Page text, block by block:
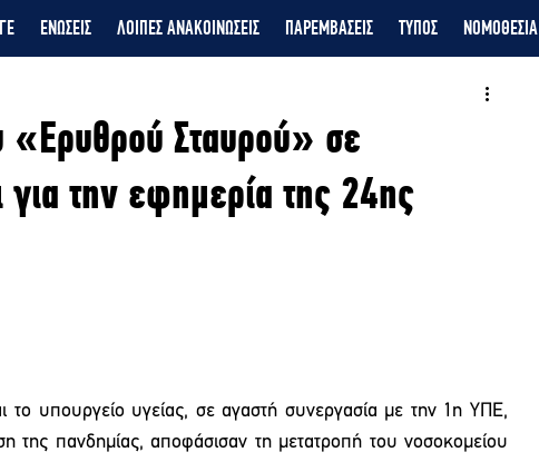
ΕΝΩΣΕΙΣ ΛΟΙΠΕΣ ΑΝΑΚΟΙΝΩΣΕΙΣ ΠΑΡΕΜΒΑΣΕΙΣ ΤΥΠΟΣ ΝΟΜΟΘΕΣΙΑ
«Ερυθρού Σταυρού» σε
την εφημερία της 24ης
υπουργείο υγείας, σε αγαστή συνεργασία με την 1η ΥΠΕ,
της πανδημίας, αποφάσισαν τη μετατροπή του νοσοκομείου